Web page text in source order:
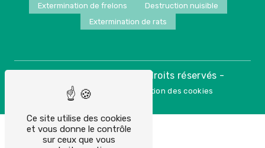
Extermination de frelons
Destruction nuisible
Extermination de rats
- 2026 - Tous droits réservés -
Mentions légales Gestion des cookies
Ce site utilise des cookies
et vous donne le contrôle
sur ceux que vous